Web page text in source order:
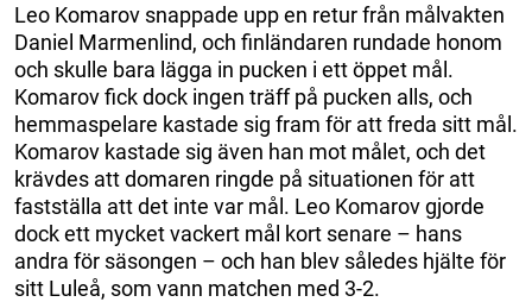
Leo Komarov snappade upp en retur från målvakten
Daniel Marmenlind, och finländaren rundade honom
och skulle bara lägga in pucken i ett öppet mål.
Komarov fick dock ingen träff på pucken alls, och
hemmaspelare kastade sig fram för att freda sitt mål.
Komarov kastade sig även han mot målet, och det
krävdes att domaren ringde på situationen för att
fastställa att det inte var mål. Leo Komarov gjorde
dock ett mycket vackert mål kort senare – hans
andra för säsongen – och han blev således hjälte för
sitt Luleå, som vann matchen med 3-2.